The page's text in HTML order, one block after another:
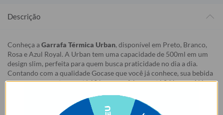
Descrição
Conheça a Garrafa Térmica Urban, disponível em Preto, Branco,
Rosa e Azul Royal. A Urban tem uma capacidade de 500ml em um
design slim, perfeita para quem busca praticidade no dia a dia.
Contando com a qualidade Gocase que você já conhece, sua bebida
permanece quente por até 12 horas ou fria por até 24 horas. Além
mais fácil e conveniente.